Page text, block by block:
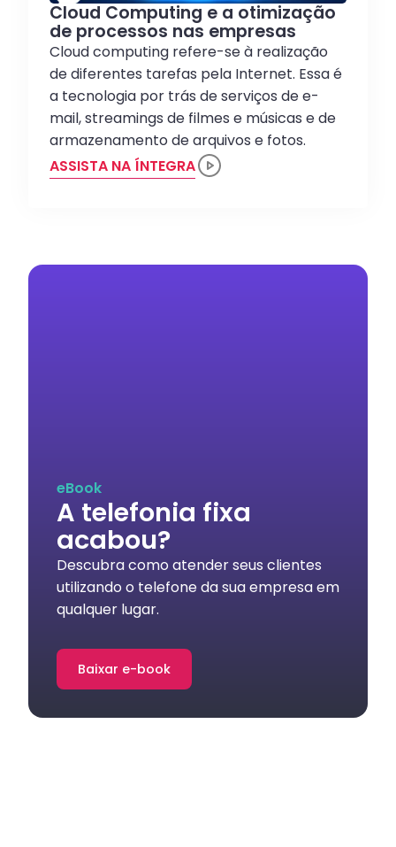
Cloud Computing e a otimização
de processos nas empresas
Cloud computing refere-se à realização
de diferentes tarefas pela Internet. Essa é
a tecnologia por trás de serviços de e-
mail, streamings de filmes e músicas e de
armazenamento de arquivos e fotos.
ASSISTA NA ÍNTEGRA
eBook
A telefonia fixa
acabou?
Descubra como atender seus clientes
utilizando o telefone da sua empresa em
qualquer lugar.
Baixar e-book